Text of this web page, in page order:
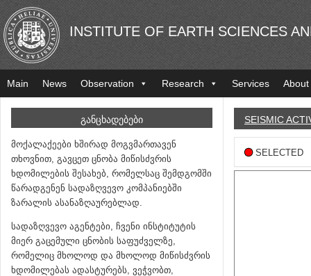
INSTITUTE OF EARTH SCIENCES
Main News Observation Research Services About
ᲒᲐᲜᲪᲮᲐᲓᲔᲑᲔᲑᲘ
მოქალაქეები ხშირად მოგვმართავენ
თხოვნით, გავცეთ ცნობა მიწისძვრის
ხდომილების შესახებ, რომელსაც შემდგომში
წარადგენენ სადაზღვევო კომპანიებში
ზარალის ასანაზღაურებლად.
სადაზღვევო აგენტები, ჩვენი ინსტიტუტის
მიერ გაცემული ცნობის საფუძველზე,
რომელიც მხოლოდ და მხოლოდ მიწისძვრის
ხდომილებას ადასტურებს, ვეჭვობთ,
SEISMIC
SELECTED